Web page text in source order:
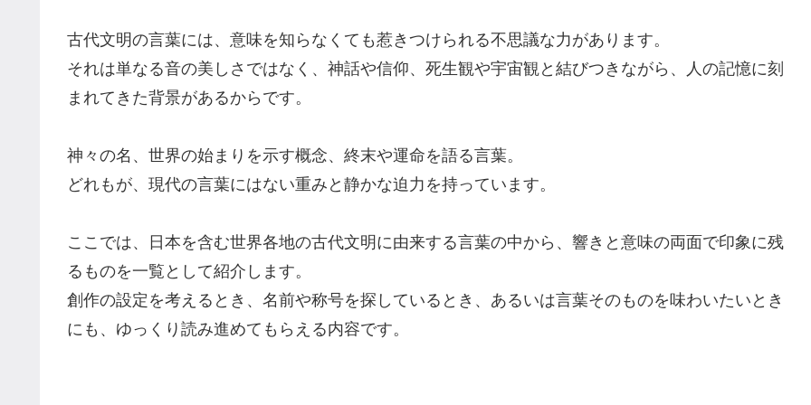
古代文明の言葉には、意味を知らなくても惹きつけられる不思議な力があります。
それは単なる音の美しさではなく、神話や信仰、死生観や宇宙観と結びつきながら、人の記憶に刻
まれてきた背景があるからです。
神々の名、世界の始まりを示す概念、終末や運命を語る言葉。
どれもが、現代の言葉にはない重みと静かな迫力を持っています。
ここでは、日本を含む世界各地の古代文明に由来する言葉の中から、響きと意味の両面で印象に残
るものを一覧として紹介します。
創作の設定を考えるとき、名前や称号を探しているとき、あるいは言葉そのものを味わいたいとき
にも、ゆっくり読み進めてもらえる内容です。